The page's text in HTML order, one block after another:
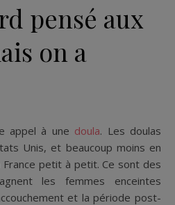
pensé aux
on a
appel à une doula. Les doulas
Unis, et beaucoup moins en
France petit à petit. Ce sont des
les femmes enceintes
et la période post-